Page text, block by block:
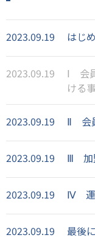
2023.09.19 はじ
2023.09.19
Ⅰ 会
ける
2023.09.19 Ⅱ 会
2023.09.19 Ⅲ 加
2023.09.19 Ⅳ 運
2023.09.19 最後に